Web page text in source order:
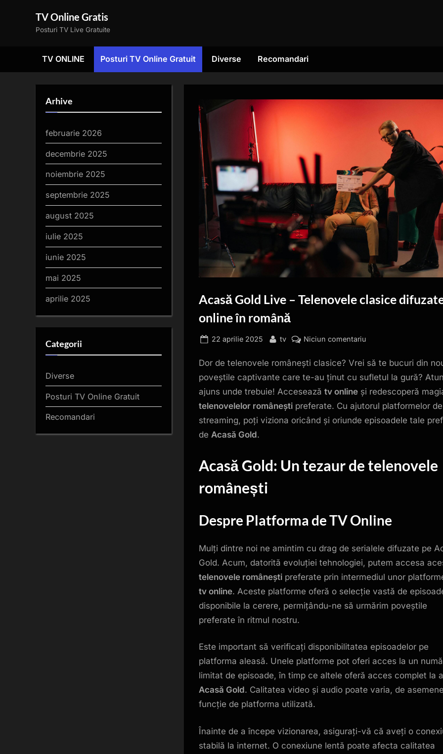
TV Online Gratis
Posturi TV Live Gratuite
TV ONLINE Posturi TV Online Gratuit Diverse Recomandari
Acasă Gold Live – Telenovele clasice
online în română
Posted
22 aprilie 2025 By
tv Niciun comentariu
Gold
Live
–
clasice
difuzate
română
Dor de telenovele românești clasice? Vrei să te bucuri din
poveștile captivante care te-au ținut cu sufletul la gură?
ajuns unde trebuie! Accesează tv online și redescoperă
telenovelelor românești preferate. Cu ajutorul platformelor de
streaming, poți viziona oricând și oriunde episoadele tale
de Acasă Gold.
Acasă Gold: Un tezaur detelenovele
românești
Despre Platforma deTV Online
Mulți dintre noi ne amintim cu drag de serialele difuzate pe
Gold. Acum, datorită evoluției tehnologiei, putem accesa
telenovele românești preferate prin intermediul unor
tv online. Aceste platforme oferă o selecție vastă de
disponibile la cerere, permițându-ne să urmărim poveștile
preferate în ritmul nostru.
Este important să verificați disponibilitatea episoadelor pe
platforma aleasă. Unele platforme pot oferi acces la un
limitat de episoade, în timp ce altele oferă acces complet la
Acasă Gold. Calitatea video și audio poate varia, de
funcție de platforma utilizată.
Înainte de a începe vizionarea, asigurați-vă că aveți o
stabilă la internet. O conexiune lentă poate afecta calitatea
Arhive
februarie 2026
decembrie 2025
noiembrie 2025
septembrie 2025
august 2025
iulie 2025
iunie 2025
mai 2025
aprilie 2025
Categorii
Diverse
Posturi TV Online Gratuit
Recomandari